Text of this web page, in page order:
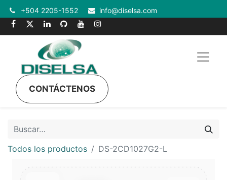
+504 2205-1552 info@diselsa.com
CONTÁCTENOS
Todos los productos DS-2CD1027G2-L